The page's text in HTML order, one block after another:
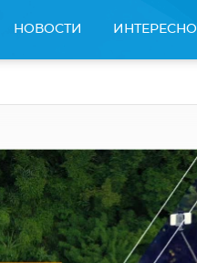
НОВОСТИ ИНТЕРЕСНО